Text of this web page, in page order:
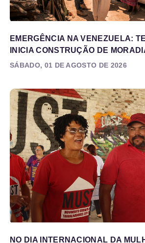
EMERGÊNCIA NA VENEZUELA:
INICIA CONSTRUÇÃO DE
SÁBADO, 01 DE AGOSTO DE 2026
NO DIA INTERNACIONAL DA